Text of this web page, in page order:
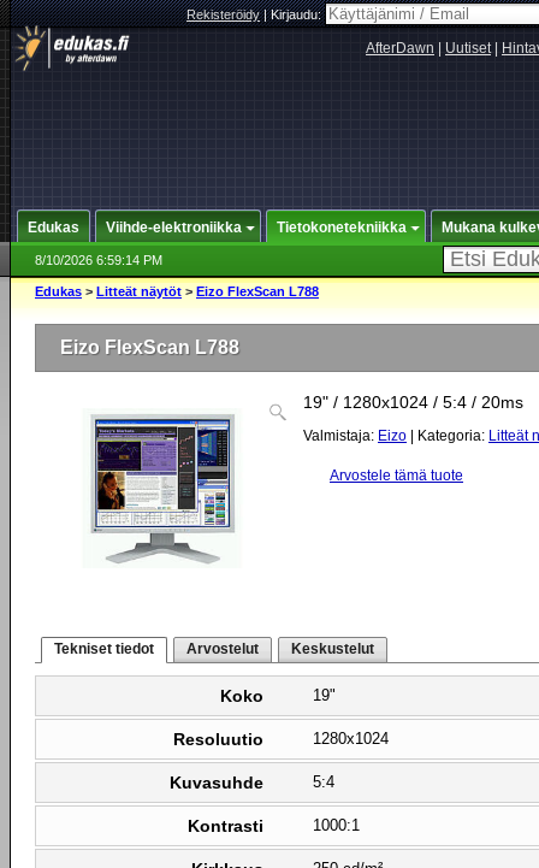
Rekisteröidy|Kirjaudu:
AfterDawn Uutiset|
Edukas Viihde-elektroniikka Tietokonetekniikka Mukana
8/10/2026 6:59:14 PM
Edukas > Litteät näytöt > Eizo FlexScan L788
Eizo FlexScan L788
19" / 1280x1024 / 5:4 / 20ms
Valmistaja: Eizo | Kategoria: Litteät
Arvostele tämä tuote
Tekniset tiedot Arvostelut Keskustelut
Koko 19"
Resoluutio 1280x1024
Kuvasuhde 5:4
Kontrasti 1000:1